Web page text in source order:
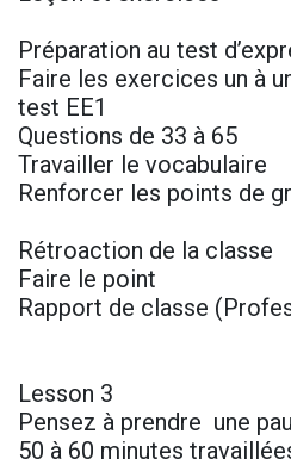
Préparation au test
Faire les exercices un à
test EE1
Questions de 33 à 65
Travailler le vocabulaire
Renforcer les points de
Rétroaction de la classe
Faire le point
Rapport de classe
Lesson 3
Pensez à prendre une
50 à 60 minutes